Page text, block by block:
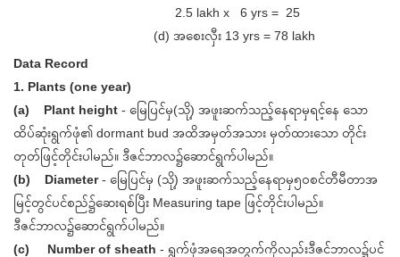
2.5 lakh x 6 yrs = 25
(d) အစေးလှီး 13 yrs = 78 lakh
Data Record
1. Plants (one year)
(a) Plant height - မြေပြင်မှ(သို့) အဖူးဆက်သည့်နေရာမှရင့်နေ သော
ထိပ်ဆုံးရွက်ဖုံ၏ dormant bud အထိအမှတ်အသား မှတ်ထားသော တိုင်း
တုတ်ဖြင့်တိုင်းပါမည်။ ဒီဇင်ဘာလ၌ဆောင်ရွက်ပါမည်။
(b) Diameter- မြေပြင်မှ (သို့) အဖူးဆက်သည့်နေရာမှ၅၀စင်တီမီတာအ
မြင့်တွင်ပင်စည်၌ဆေးရစ်ပြီး Measuring tape ဖြင့်တိုင်းပါမည်။
ဒီဇင်ဘာလ၌ဆောင်ရွက်ပါမည်။
(c) Number of sheath - ရွက်ဖုံအရေအတွက်ကိုလည်းဒီဇင်ဘာလ၌ပင်